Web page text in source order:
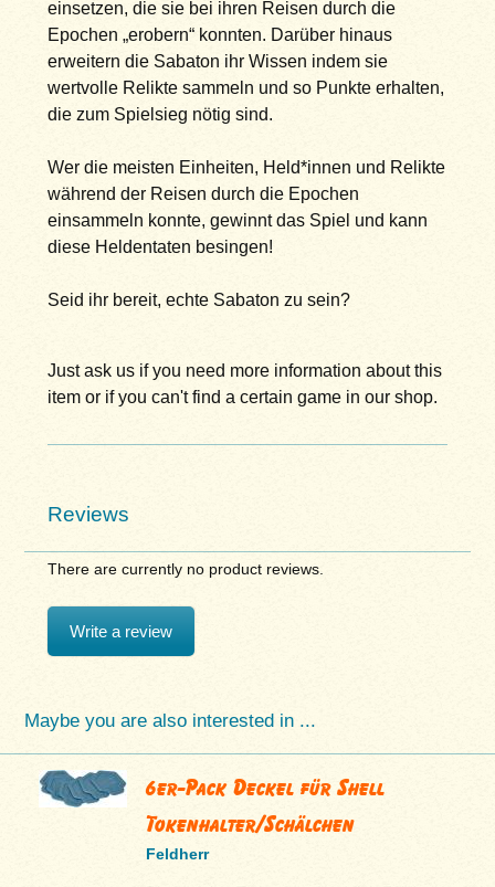
einsetzen, die sie bei ihren Reisen durch die
Epochen „erobern“ konnten. Darüber hinaus
erweitern die Sabaton ihr Wissen indem sie
wertvolle Relikte sammeln und so Punkte erhalten,
die zum Spielsieg nötig sind.
Wer die meisten Einheiten, Held*innen und Relikte
während der Reisen durch die Epochen
einsammeln konnte, gewinnt das Spiel und kann
diese Heldentaten besingen!
Seid ihr bereit, echte Sabaton zu sein?
Just ask us if you need more information about this
item or if you can't find a certain game in our shop.
Reviews
There are currently no product reviews.
Write a review
Maybe you are also interested in ...
6er-Pack Deckel für Shell
Tokenhalter/Schälchen
Feldherr